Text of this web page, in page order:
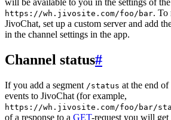
will be available to you in the settings of
https://wh.jivosite.com/foo/bar. To
JivoChat, set up a custom server and add
in the channel settings in the app.
Channel status#
If you add a segment /status at the end
events to JivoChat (for example,
https://wh.jivosite.com/foo/bar/
of a response to a GET-request you will get